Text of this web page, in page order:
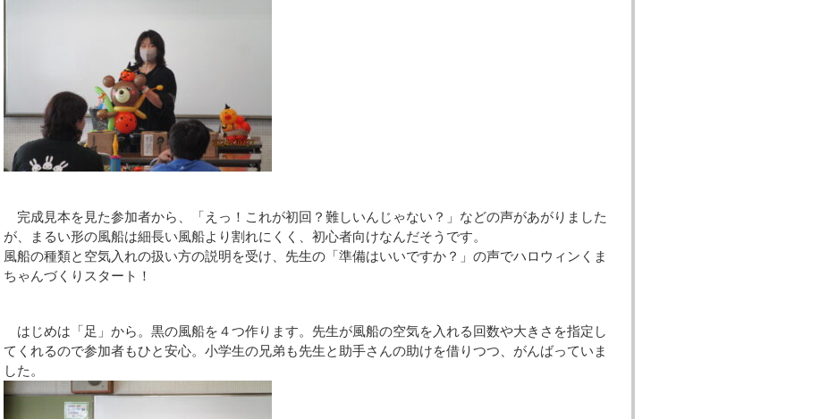
完成見本を見た参加者から、「えっ！これが初回？難しいんじゃない？」などの声があがりました
が、まるい形の風船は細長い風船より割れにくく、初心者向けなんだそうです。
風船の種類と空気入れの扱い方の説明を受け、先生の「準備はいいですか？」の声でハロウィンくま
ちゃんづくりスタート！
はじめは「足」から。黒の風船を４つ作ります。先生が風船の空気を入れる回数や大きさを指定し
てくれるので参加者もひと安心。小学生の兄弟も先生と助手さんの助けを借りつつ、がんばっていま
した。